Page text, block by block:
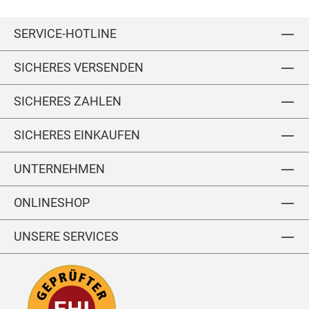
V
lle
SERVICE-HOTLINE
SICHERES VERSENDEN
SICHERES ZAHLEN
SICHERES EINKAUFEN
UNTERNEHMEN
ONLINESHOP
UNSERE SERVICES